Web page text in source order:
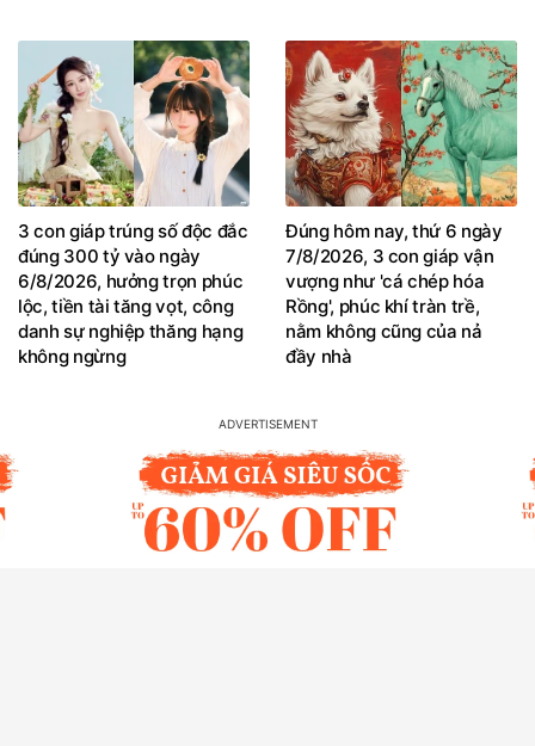
3 con giáp trúng số độc đắc
đúng 300 tỷ vào ngày
6/8/2026, hưởng trọn phúc
lộc, tiền tài tăng vọt, công
danh sự nghiệp thăng hạng
không ngừng
Đúng hôm nay, thứ 6 ngày
7/8/2026, 3 con giáp vận
vượng như 'cá chép hóa
Rồng', phúc khí tràn trề,
nằm không cũng của nả
đầy nhà